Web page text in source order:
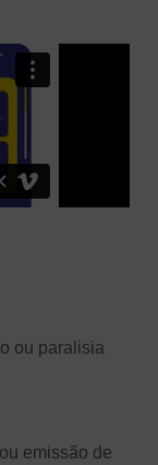
ou paralisia
emissão de